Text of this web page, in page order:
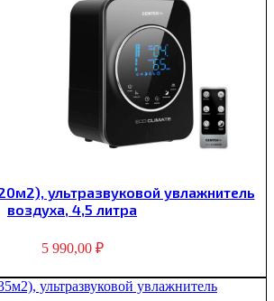
ультразвуковой увлажнитель
воздуха, 4,5 литра
5 990,00 ₽